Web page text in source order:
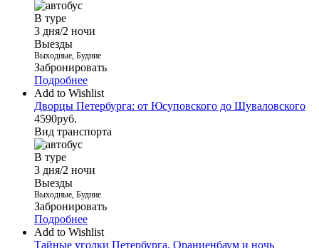
В туре
3 дня/2 ночи
Выезды
Выходные, Будние
Забронировать
Подробнее
Add to Wishlist
Дворцы Петербурга: от Юсуповского до Шуваловского
4590руб.
Вид транспорта
В туре
3 дня/2 ночи
Выезды
Выходные, Будние
Забронировать
Подробнее
Add to Wishlist
Тайные уголки Петербурга, Ораниенбаум и ночь